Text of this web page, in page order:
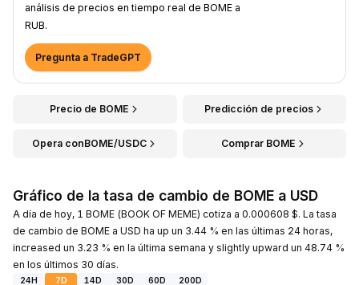
análisis de precios en tiempo real de BOME a
RUB.
Pregunta a TradeGPT
Precio de BOME Predicción de precios
Opera conBOME/USDC Comprar BOME
Gráfico de la tasa de cambio de BOME a USD
A día de hoy, 1 BOME (BOOK OF MEME) cotiza a 0.000608 $. La tasa
de cambio de BOME a USD ha up un 3.44 % en las últimas 24 horas,
increased un 3.23 % en la última semana y slightly upward un 48.74 %
en los últimos 30 días.
24H 7D 14D 30D 60D
200D